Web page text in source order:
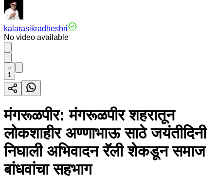
kalarasikradheshri
No video available
1
मंगरूळपीर: मंगरूळपीर शहरातून
लोकशाहीर अण्णाभाऊ साठे जयंतीदिनी
निघाली अभिवादन रॅली शेकडून समाज
बांधवांचा सहभाग